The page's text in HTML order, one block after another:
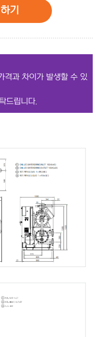
기
격과 차이가 발생할 수 있
드립니다.